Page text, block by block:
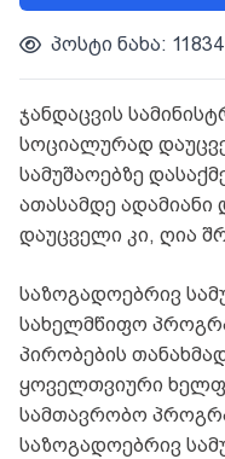
პოსტი ნახა: 11834
ჯანდაცვის
სოციალურად
სამუშაოებზე
ათასამდე ადამიანი
დაუცველი კი, ღია
საზოგადოებრივ
სახელმწიფო
პირობების
ყოველთვიური
სამთავრობო
საზოგადოებრივ